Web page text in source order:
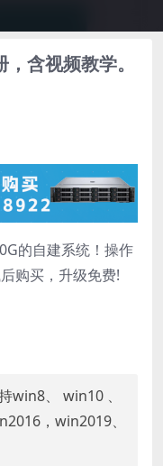
含视频教学。
的自建系统！操作
购买，升级免费!
win8、 win10 、
，win2019、